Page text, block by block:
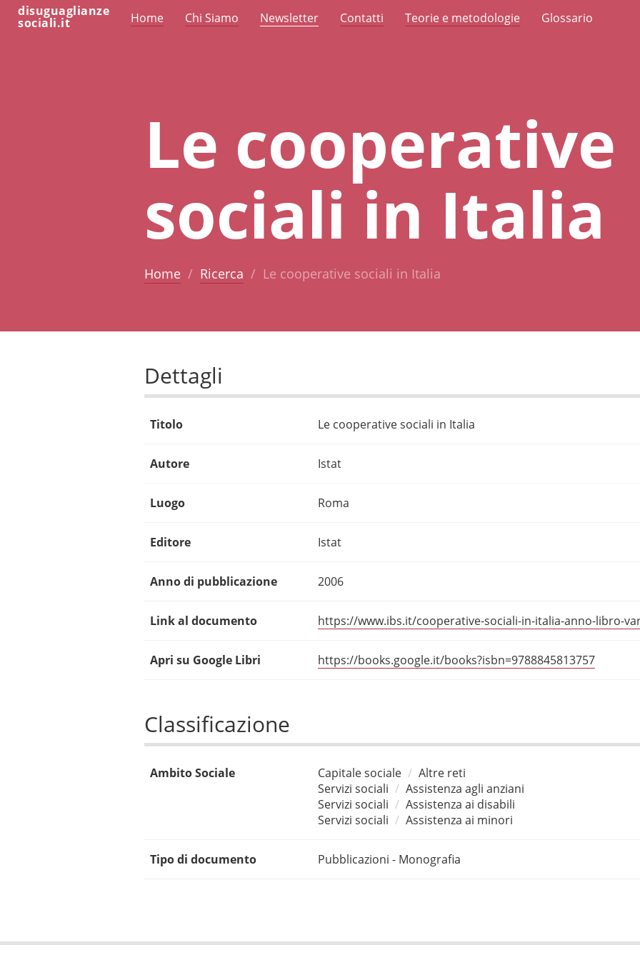
disuguaglianze
sociali.it Home Chi Siamo Newsletter Contatti Teorie e metodologie Glossario
Le cooperative
sociali in Italia
Home Ricerca Le cooperative sociali in Italia
Dettagli
Titolo Le cooperative sociali in Italia
Autore Istat
Luogo Roma
Editore Istat
Anno di pubblicazione 2006
Link al documento https://www.ibs.it/cooperative-sociali-in-italia-anno-libro-
Apri su Google Libri https://books.google.it/books?isbn=9788845813757
Classificazione
Ambito Sociale Capitale sociale
Altre reti
Servizi sociali
Assistenza agli anziani
Servizi sociali
Assistenza ai disabili
Servizi sociali
Assistenza ai minori
Tipo di documento Pubblicazioni - Monografia